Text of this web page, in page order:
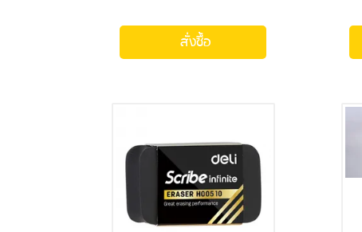
สั่งซื้อ